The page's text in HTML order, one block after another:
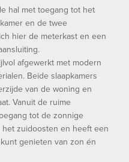
hal met toegang tot het
en de twee
hier de meterkast en een
afgewerkt met modern
Beide slaapkamers
van de woning en
Vanuit de ruime
tot de zonnige
zuidoosten en heeft een
genieten van zon én